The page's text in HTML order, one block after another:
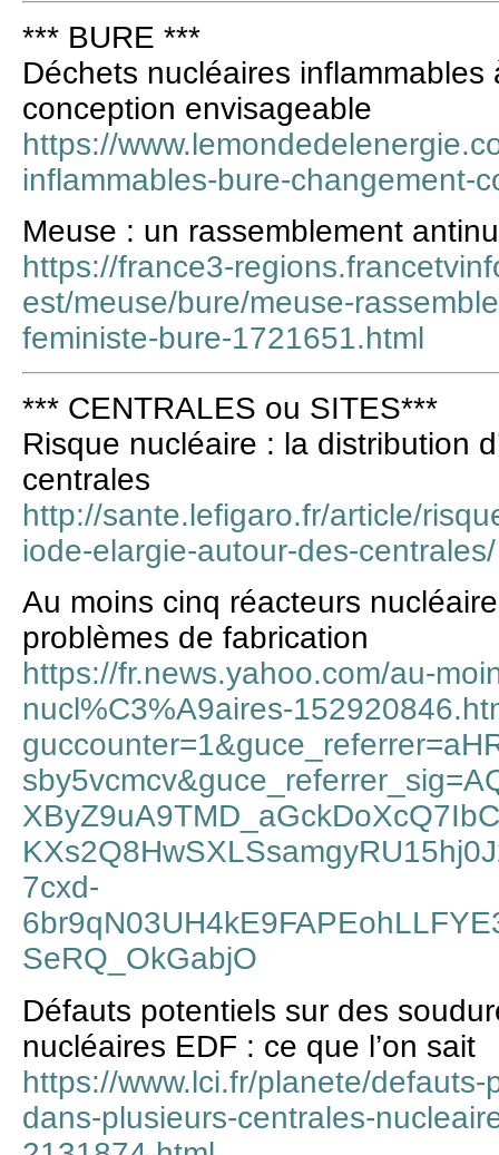
*** BURE ***
Déchets nucléaires
conception envisageable
https://
inflammables-bure-changement-
Meuse : un rassemblement
https://france3-
est/meuse/bure/meuse-
feministe-bure-1721651.html
*** CENTRALES ou SITES***
Risque nucléaire : la distribution
centrales
http://sante.lefigaro.fr/article/
iode-elargie-autour-des-centrales/
Au moins cinq réacteurs
problèmes de fabrication
https://fr.news.yahoo.com/au-
nucl%C3%A9aires-
7cxd-
SeRQ_OkGabjO
Défauts potentiels sur des
nucléaires EDF : ce que l’on sait
https://www.lci.fr/planete/
dans-plusieurs-centrales-